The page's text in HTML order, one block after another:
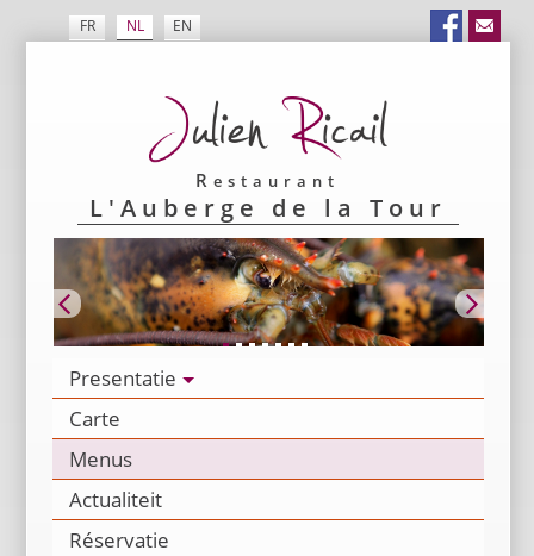
EN
NL
FR
Restaurant
L'Auberge de la Tour
Presentatie
Carte
Menus
Actualiteit
Réservatie